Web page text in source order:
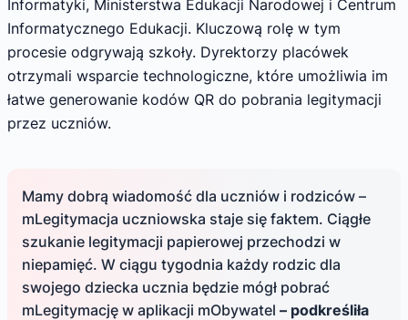
Informatyki, Ministerstwa Edukacji Narodowej i Centrum
Informatycznego Edukacji. Kluczową rolę w tym
procesie odgrywają szkoły. Dyrektorzy placówek
otrzymali wsparcie technologiczne, które umożliwia im
łatwe generowanie kodów QR do pobrania legitymacji
przez uczniów.
Mamy dobrą wiadomość dla uczniów i rodziców –
mLegitymacja uczniowska staje się faktem. Ciągłe
szukanie legitymacji papierowej przechodzi w
niepamięć. W ciągu tygodnia każdy rodzic dla
swojego dziecka ucznia będzie mógł pobrać
mLegitymację w aplikacji mObywatel – podkreśliła